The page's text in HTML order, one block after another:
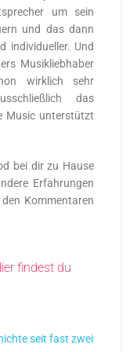
um sein
und das dann
individueller. Und
Musikliebhaber
wirklich sehr
das
Music unterstützt
bei dir zu Hause
Erfahrungen
Kommentaren
findest du
seit fast zwei